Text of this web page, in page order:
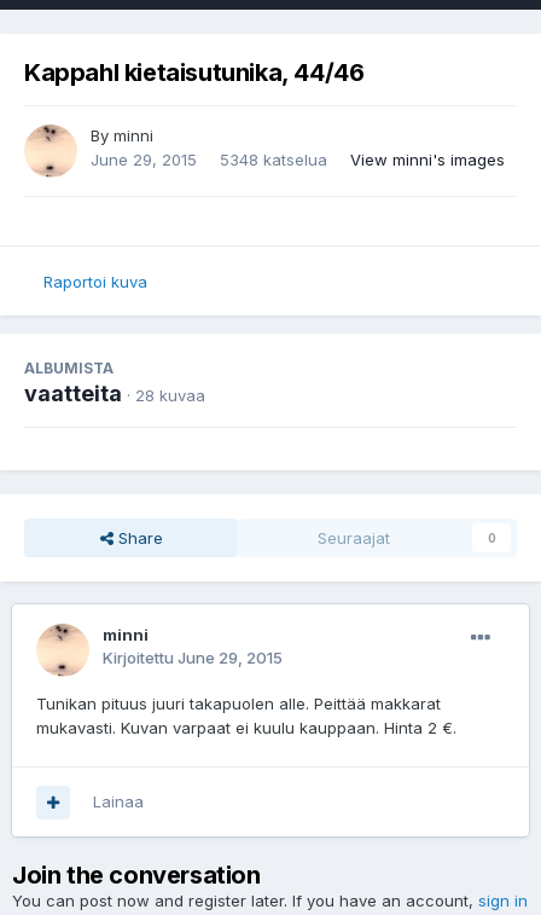
Kappahl kietaisutunika, 44/46
By minni
June 29, 2015
5348 katselua View minni's images
Raportoi kuva
ALBUMISTA
vaatteita · 28 kuvaa
Share Seuraajat 0
minni
Kirjoitettu June 29, 2015
Tunikan pituus juuri takapuolen alle. Peittää makkarat
mukavasti. Kuvan varpaat ei kuulu kauppaan. Hinta 2 €.
Lainaa
Join the conversation
You can post now and register later. If you have an account, sign in